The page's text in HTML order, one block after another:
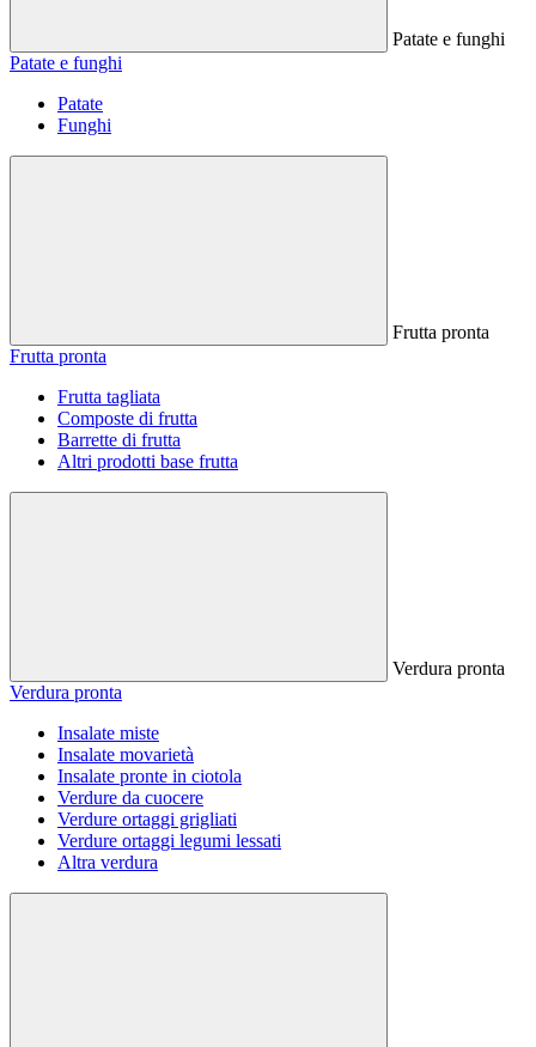
Patate e funghi
Patate e funghi
Patate
Funghi
Frutta pronta
Frutta pronta
Frutta tagliata
Composte di frutta
Barrette di frutta
Altri prodotti base frutta
Verdura pronta
Verdura pronta
Insalate miste
Insalate movarietà
Insalate pronte in ciotola
Verdure da cuocere
Verdure ortaggi grigliati
Verdure ortaggi legumi lessati
Altra verdura